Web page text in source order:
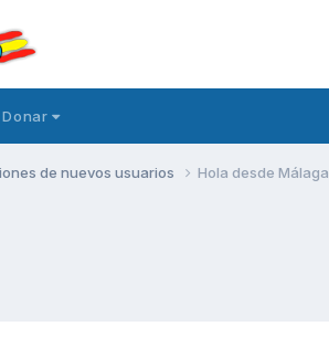
Donar
de nuevos usuarios Hola desde Málaga